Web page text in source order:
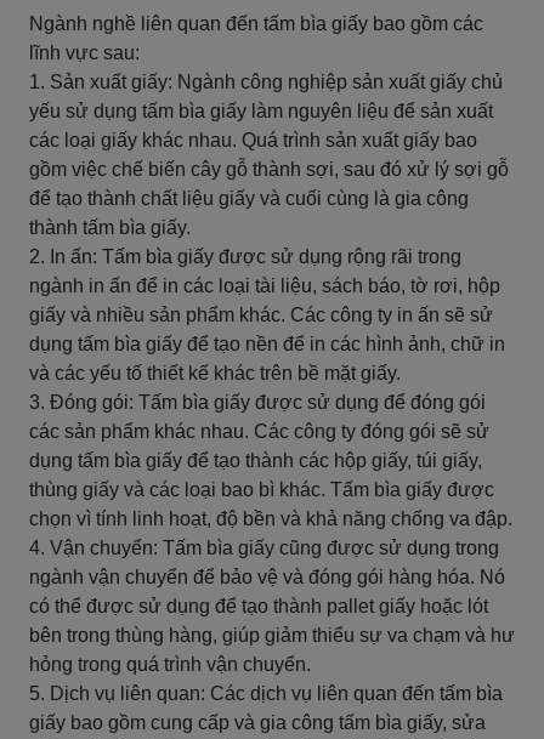
Ngành nghề liên quan đến tấm bìa giấy bao gồm các
lĩnh vực sau:
1. Sản xuất giấy: Ngành công nghiệp sản xuất giấy chủ
yếu sử dụng tấm bìa giấy làm nguyên liệu để sản xuất
các loại giấy khác nhau. Quá trình sản xuất giấy bao
gồm việc chế biến cây gỗ thành sợi, sau đó xử lý sợi gỗ
để tạo thành chất liệu giấy và cuối cùng là gia công
thành tấm bìa giấy.
2. In ấn: Tấm bìa giấy được sử dụng rộng rãi trong
ngành in ấn để in các loại tài liệu, sách báo, tờ rơi, hộp
giấy và nhiều sản phẩm khác. Các công ty in ấn sẽ sử
dụng tấm bìa giấy để tạo nền để in các hình ảnh, chữ in
và các yếu tố thiết kế khác trên bề mặt giấy.
3. Đóng gói: Tấm bìa giấy được sử dụng để đóng gói
các sản phẩm khác nhau. Các công ty đóng gói sẽ sử
dụng tấm bìa giấy để tạo thành các hộp giấy, túi giấy,
thùng giấy và các loại bao bì khác. Tấm bìa giấy được
chọn vì tính linh hoạt, độ bền và khả năng chống va đập.
4. Vận chuyển: Tấm bìa giấy cũng được sử dụng trong
ngành vận chuyển để bảo vệ và đóng gói hàng hóa. Nó
có thể được sử dụng để tạo thành pallet giấy hoặc lót
bên trong thùng hàng, giúp giảm thiểu sự va chạm và hư
hỏng trong quá trình vận chuyển.
5. Dịch vụ liên quan: Các dịch vụ liên quan đến tấm bìa
giấy bao gồm cung cấp và gia công tấm bìa giấy, sửa